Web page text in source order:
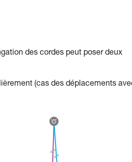
des cordes peut poser deux
(cas des déplacements